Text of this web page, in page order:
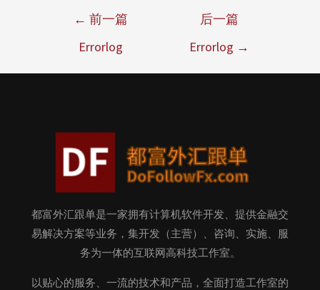
← 前一篇
Errorlog
后一篇
Errorlog →
都富外汇跟单是一家拥有计算机软件开发、提供金融交
易解决方案等业务，集开发（主营）、咨询、实施、服
务为一体的互联网高科技工作室。
以贴心的服务、一流的技术和产品，全面打造工作室的